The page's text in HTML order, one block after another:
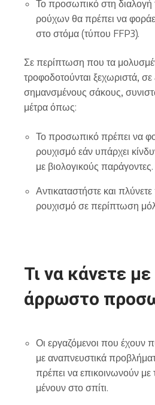
Το προσωπικό στη
ρούχων θα πρέπει να
στο στόμα (τύπου FFP3).
Σε περίπτωση που τα
τροφοδοτούνται ξεχωριστά, σε
σημανσμένους σάκους,
μέτρα όπως:
Το προσωπικό πρέπει να
ρουχισμό εάν υπάρχει
με βιολογικούς παράγοντες.
Αντικαταστήστε και
ρουχισμό σε περίπτωση
Τι να κάνετε με
άρρωστο
Οι εργαζόμενοι που έχουν
με αναπνευστικά
πρέπει να επικοινωνούν με
μένουν στο σπίτι.